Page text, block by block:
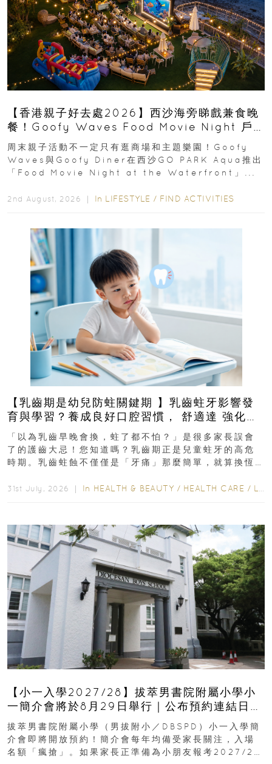
【香港親子好去處2026】西沙海旁睇戲兼食晚
餐！Goofy Waves Food Movie Night 戶
外影院逢週末登場
周末親子活動不一定只有逛商場和主題樂園！Goofy
Waves與Goofy Diner在西沙GO PARK Aqua推出
「Food Movie Night at the Waterfront」...
2nd August, 2026 ｜ In LIFESTYLE / FIND ACTIVITIES
【乳齒期是幼兒防蛀關鍵期 】乳齒蛀牙影響發
育與學習？養成良好口腔習慣， 舒適達 強化琺
瑯質 兒童牙膏防護指南
「以為乳齒早晚會換，蛀了都不怕？」是很多家長誤會
了的護齒大忌！您知道嗎？乳齒期正是兒童蛀牙的高危
時期。乳齒蛀蝕不僅僅是「牙痛」那麼簡單，就算換恆
31st July, 2026 ｜ In HEALTH & BEAUTY / HEALTH CARE / LIFESTYLE
【小一入學2027/28】拔萃男書院附屬小學小
一簡介會將於8月29日舉行｜公布預約連結日期
｜更設有網上重溫
拔萃男書院附屬小學（男拔附小／DBSPD）小一入學簡
介會即將開放預約！簡介會每年均備受家長關注，入場
名額「瘋搶」。如果家長正準備為小朋友報考2027/28